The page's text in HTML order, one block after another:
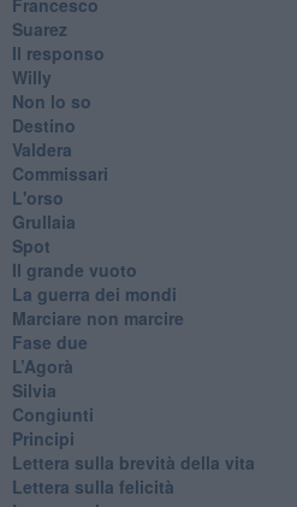
Suarez
​Il responso
Willy
Non lo so
Destino
Valdera
Commissari
L'orso
Grullaia
Spot
​Il grande vuoto
​La guerra dei mondi
Marciare non marcire
Fase due
L’Agorà
Silvia
Congiunti
Principi
​Lettera sulla brevità della vita
​Lettera sulla felicità